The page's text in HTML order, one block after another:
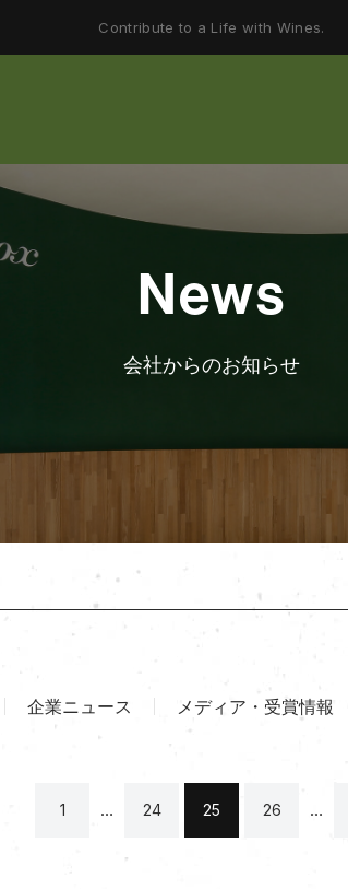
Contribute to a Life with Wines.
News
会社からのお知らせ
企業ニュース メディア・受賞情報
1 … 24 25 26 …